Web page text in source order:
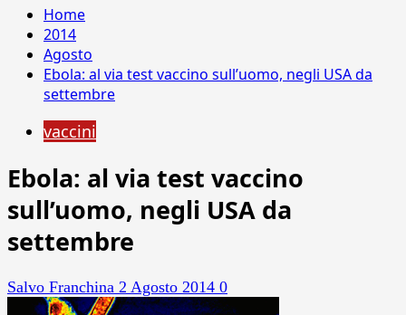
Home
2014
Agosto
Ebola: al via test vaccino sull’uomo, negli USA da
settembre
vaccini
Ebola: al via test vaccino
sull’uomo, negli USA da
settembre
Salvo Franchina 2 Agosto 2014 0